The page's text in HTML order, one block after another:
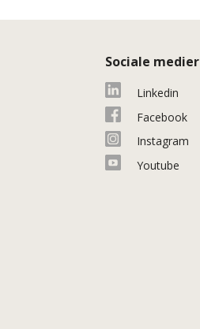
Sociale medier
Linkedin
Facebook
Instagram
Youtube